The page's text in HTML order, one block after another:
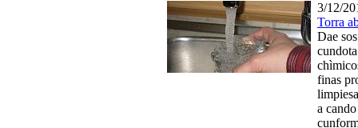
3/12/
Torra
Dae
finas
a